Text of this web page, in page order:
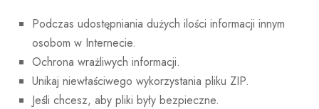
Podczas udostępniania dużych ilości informacji innym
osobom w Internecie.
Ochrona wrażliwych informacji.
Unikaj niewłaściwego wykorzystania pliku ZIP.
Jeśli chcesz, aby pliki były bezpieczne.